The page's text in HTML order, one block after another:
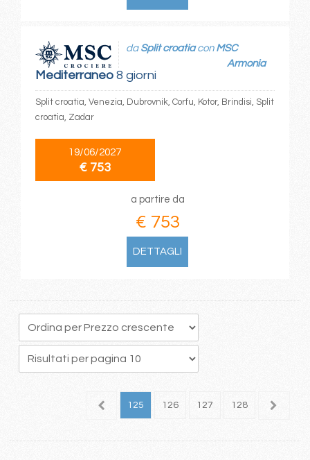
Mediterraneo8 giorni
da Split croatiacon MSC
Armonia
Split croatia, Venezia, Dubrovnik, Corfu, Kotor, Brindisi, Split
croatia, Zadar
19/06/2027
€ 753
a partire da
€ 753
DETTAGLI
124 125 126 127 128 129